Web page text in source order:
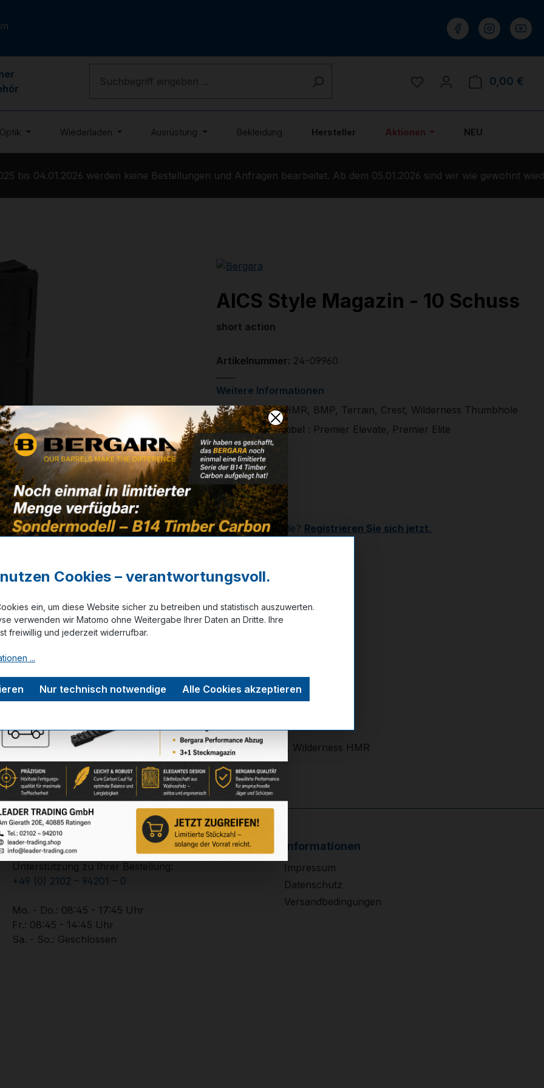
Du hast 0 Produkte auf
0,00 €
Optik Wiederladen Ausrüstung Bekleidung Hersteller Aktionen NEU
04.01.2026 werden keine Bestellungen und Anfragen bearbeitet. Ab dem 05.01.2026 sind wir wie gewohnt
AICS Style Magazin - 10 Schuss
short action
Artikelnummer: 24-09960
Weitere Informationen
✔Kompatibel: HMR, BMP, Terrain, Crest, Wilderness Thumbhole
✔Nicht kompatibel : Premier Elevate, Premier Elite
57,90 €
✔ Auf Lager
Noch kein Kunde? Registrieren Sie sich jetzt.
Zum Merkzettel hinzufügen
Magazin - 10 Schuss"
Thumbhole, Stoke, Wilderness Sierra, Extreme Sierra, Wilderness HMR
Service-Hotline
Unterstützung zu Ihrer Bestellung:
+49 (0) 2102 – 94201 – 0
Mo. - Do.: 08:45 - 17:45 Uhr
Fr.: 08:45 - 14:45 Uhr
Sa. - So.: Geschlossen
Informationen
Impressum
Datenschutz
Versandbedingungen
Cookies – verantwortungsvoll.
ein, um diese Website sicher zu betreiben und statistisch auszuwerten.
verwenden wir Matomo ohne Weitergabe Ihrer Daten an Dritte. Ihre
freiwillig und jederzeit widerrufbar.
...
Nur technisch notwendige Alle Cookies akzeptieren